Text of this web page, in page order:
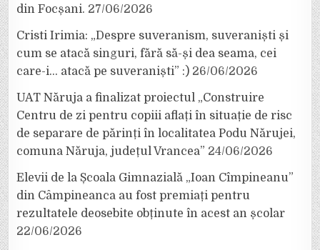
din Focșani. 27/06/2026
Cristi Irimia: „Despre suveranism, suveraniști și
cum se atacă singuri, fără să-și dea seama, cei
care-i… atacă pe suveraniști” :) 26/06/2026
UAT Năruja a finalizat proiectul „Construire
Centru de zi pentru copiii aflați în situație de risc
de separare de părinți în localitatea Podu Nărujei,
comuna Năruja, județul Vrancea” 24/06/2026
Elevii de la Școala Gimnazială „Ioan Cîmpineanu”
din Câmpineanca au fost premiați pentru
rezultatele deosebite obținute în acest an școlar
22/06/2026